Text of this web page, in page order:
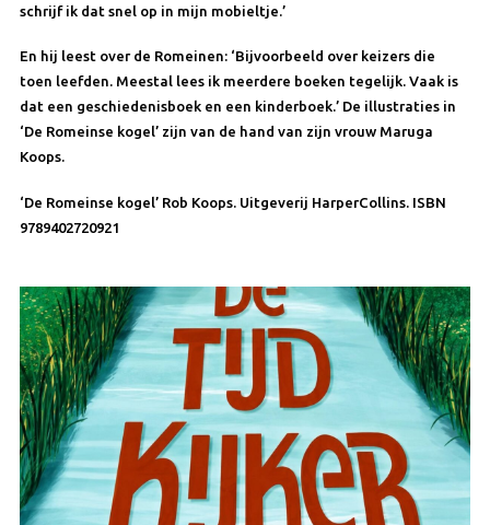
schrijf ik dat snel op in mijn mobieltje.’
En hij leest over de Romeinen: ‘Bijvoorbeeld over keizers die
toen leefden. Meestal lees ik meerdere boeken tegelijk. Vaak is
dat een geschiedenisboek en een kinderboek.’ De illustraties in
‘De Romeinse kogel’ zijn van de hand van zijn vrouw Maruga
Koops.
‘De Romeinse kogel’ Rob Koops. Uitgeverij HarperCollins. ISBN
9789402720921